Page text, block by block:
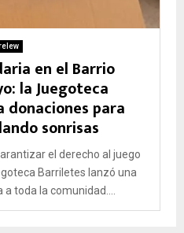
en el Barrio
la Juegoteca
donaciones para
sonrisas
el derecho al juego
Barriletes lanzó una
toda la comunidad....